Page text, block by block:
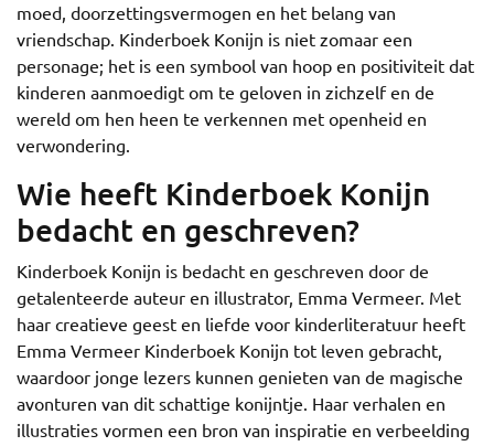
moed, doorzettingsvermogen en het belang van
vriendschap. Kinderboek Konijn is niet zomaar een
personage; het is een symbool van hoop en positiviteit dat
kinderen aanmoedigt om te geloven in zichzelf en de
wereld om hen heen te verkennen met openheid en
verwondering.
Wie heeft Kinderboek Konijn
bedacht en geschreven?
Kinderboek Konijn is bedacht en geschreven door de
getalenteerde auteur en illustrator, Emma Vermeer. Met
haar creatieve geest en liefde voor kinderliteratuur heeft
Emma Vermeer Kinderboek Konijn tot leven gebracht,
waardoor jonge lezers kunnen genieten van de magische
avonturen van dit schattige konijntje. Haar verhalen en
illustraties vormen een bron van inspiratie en verbeelding